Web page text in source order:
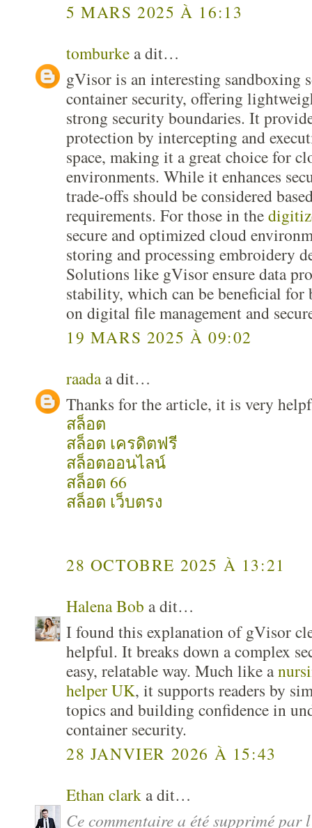
5 MARS 2025 À 16:13
tomburke a dit…
gVisor is an interesting sandboxing
container security, offering
strong security boundaries. It
protection by intercepting and
space, making it a great choice for
environments. While it enhances
trade-offs should be considered
requirements. For those in the
secure and optimized cloud
storing and processing embroidery
Solutions like gVisor ensure data
stability, which can be beneficial for
on digital file management and
19 MARS 2025 À 09:02
raadaa dit…
Thanks for the article, it is very
สล็อต
สล็อต เครดิตฟรี
สล็อตออนไลน์
สล็อต 66
สล็อต เว็บตรง
28 OCTOBRE 2025 À 13:21
Halena Bob a dit…
I found this explanation of gVisor
helpful. It breaks down a complex
easy, relatable way. Much like a
helper UK, it supports readers by
topics and building confidence in
container security.
28 JANVIER 2026 À 15:43
Ethan clark a dit…
Ce commentaire a été supprimé par